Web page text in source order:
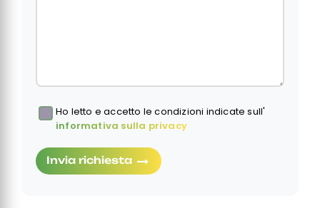
Obbligatorio
Ho letto e accetto le condizioni indicate sull'
informativa sulla privacy
Invia richiesta